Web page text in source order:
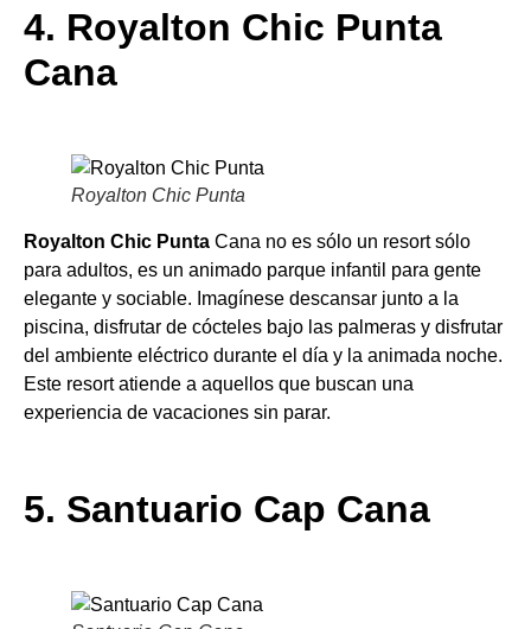
4. Royalton Chic Punta
Cana
Royalton Chic Punta
Royalton Chic Punta Cana no es sólo un resort sólo
para adultos, es un animado parque infantil para gente
elegante y sociable. Imagínese descansar junto a la
piscina, disfrutar de cócteles bajo las palmeras y disfrutar
del ambiente eléctrico durante el día y la animada noche.
Este resort atiende a aquellos que buscan una
experiencia de vacaciones sin parar.
5. Santuario Cap Cana